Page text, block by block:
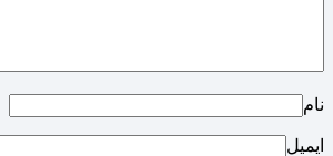
نام
ایمیل